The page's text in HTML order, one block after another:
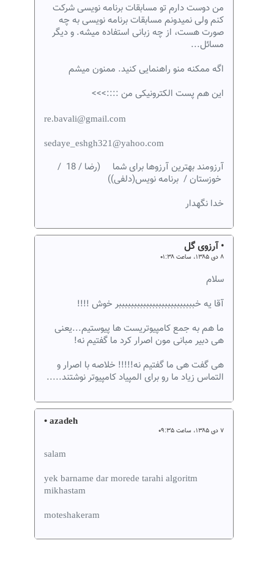
من دوست دارم تو مسابقات برنامه نویسی شرکت
کنم ولی نمیدونم مسابقات برنامه نویسی به چه
صورت هست، از چه زبانی استفاده میشه. و دیگر
مسائل...
اگه ممکنه منو راهنمایی کنید. ممنون میشم
این هم پست الکترونیکی من ::::>>>
re.bavali@gmail.com
sedaye_eshgh321@yahoo.com
آرزومند بهترین آرزوها برای شما (رضا / 18 /
خوزستان / برنامه نویس(دلفی))
خدا نگهدار
• آرزوی گل
سلام
آقا یه خبببببببببببببببببببببببببر خوش !!!!
ما هم به جمع کامپیوتریست ها پیوستیم...یعنی
هی دبیر مبانی مون اصرار کرد ما گفتیم نه!
هی گفت هی ما گفتیم نه!!!!! خلاصه با اصرار و
التماس زیاد ما رو برای المپیاد کامپیوتر نوشتند.....
• azadeh
salam
yek barname dar morede tarahi algoritm
mikhastam
moteshakeram